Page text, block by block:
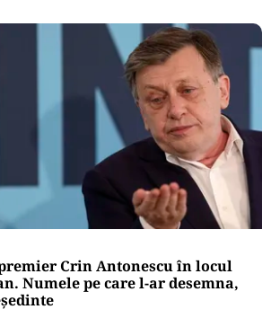
Crin Antonescu în locul
Numele pe care l-ar desemna,